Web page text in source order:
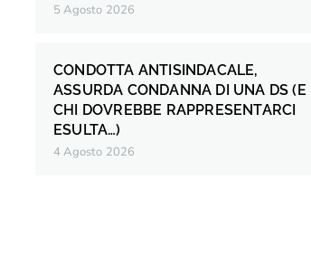
5 Agosto 2026
CONDOTTA ANTISINDACALE,
ASSURDA CONDANNA DI UNA DS (E
CHI DOVREBBE RAPPRESENTARCI
ESULTA…)
4 Agosto 2026